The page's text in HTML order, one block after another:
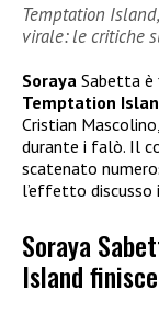
Temptation
virale: le critiche
Soraya Sabetta è
Temptation
Cristian
durante i falò. Il
scatenato
l’effetto discusso
Soraya
Island